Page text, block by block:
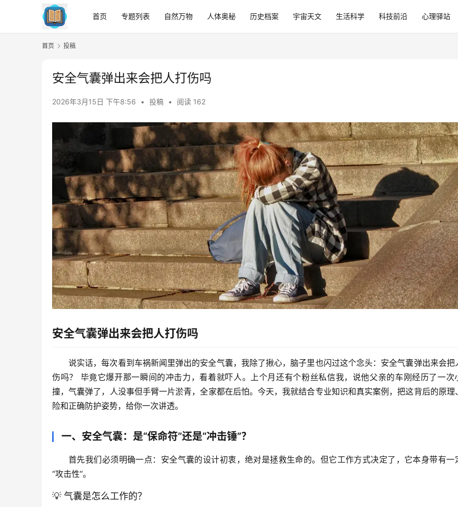
首页 专题列表 自然万物 人体奥秘 历史档案 宇宙天文 生活科学 科技前沿 心理驿站
首页 投稿
安全气囊弹出来会把人打伤吗
2026年3月15日 下午8:56 • 投稿 • 阅读 162
安全气囊弹出来会把人打伤吗
说实话，每次看到车祸新闻里弹出的安全气囊，我除了揪心，脑子里也闪过这个念头： 安全气囊弹出来会把
伤吗？
毕竟它爆开那一瞬间的冲击力，看着就吓人。上个月还有个粉丝私信我，说他父亲的车刚经历了一次
撞，气囊弹了，人没事但手臂一片淤青，全家都在后怕。今天，我就结合专业知识和真实案例，把这背后的原理
险和正确防护姿势，给你一次讲透。
一、安全气囊：是“保命符”还是“冲击锤”？
首先我们必须明确一点： 安全气囊的设计初衷，绝对是拯救生命的。但它工作方式决定了，它本身带有一
“攻击性”。
💡 气囊是怎么工作的？